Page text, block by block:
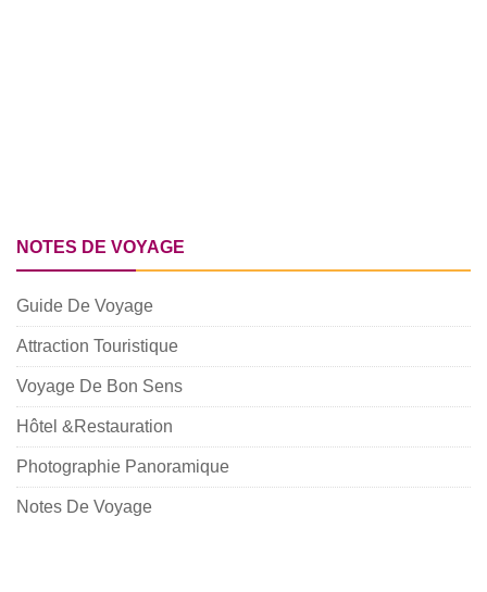
NOTES DE VOYAGE
Guide De Voyage
Attraction Touristique
Voyage De Bon Sens
Hôtel &Restauration
Photographie Panoramique
Notes De Voyage